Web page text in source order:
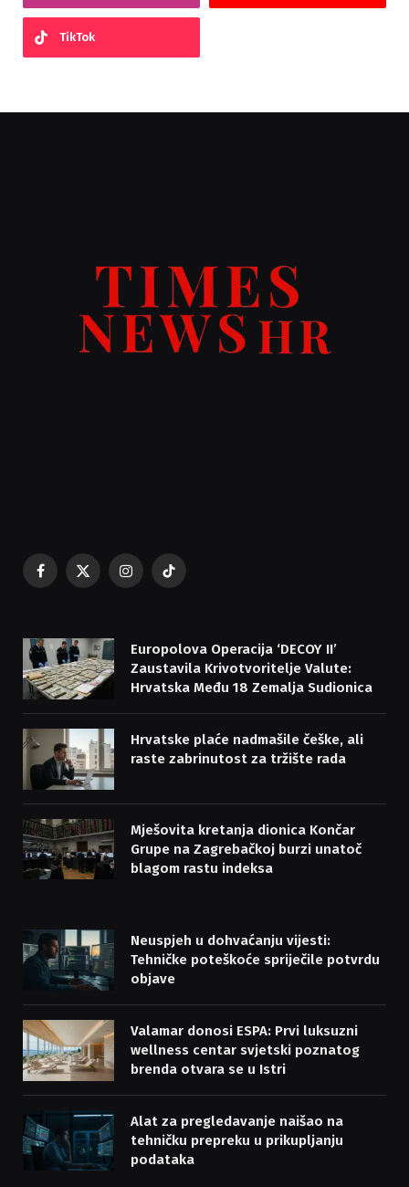
TikTok
Facebook
X
Instagram
TikTok
Europolova Operacija ‘DECOY II’
Zaustavila Krivotvoritelje Valute:
Hrvatska Među 18 Zemalja Sudionica
Hrvatske plaće nadmašile češke, ali
raste zabrinutost za tržište rada
Mješovita kretanja dionica Končar
Grupe na Zagrebačkoj burzi unatoč
blagom rastu indeksa
Neuspjeh u dohvaćanju vijesti:
Tehničke poteškoće spriječile potvrdu
objave
Valamar donosi ESPA: Prvi luksuzni
wellness centar svjetski poznatog
brenda otvara se u Istri
Alat za pregledavanje naišao na
tehničku prepreku u prikupljanju
podataka